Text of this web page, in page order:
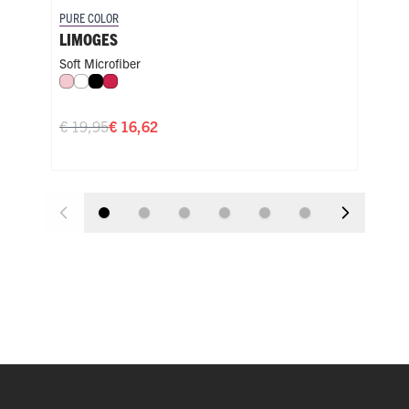
PURE COLOR
LIMOGES
Soft Microfiber
Roze
WitZwartRood
€ 16,62
€ 19,95